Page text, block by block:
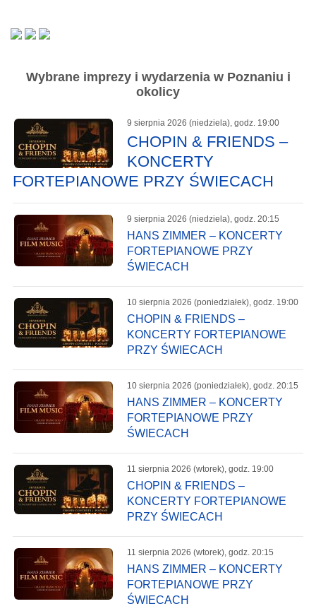
Wybrane imprezy i wydarzenia w Poznaniu i
okolicy
9 sierpnia 2026 (niedziela), godz. 19:00
CHOPIN & FRIENDS –
KONCERTY
FORTEPIANOWE PRZY ŚWIECACH
9 sierpnia 2026 (niedziela), godz. 20:15
HANS ZIMMER – KONCERTY
FORTEPIANOWE PRZY
ŚWIECACH
10 sierpnia 2026 (poniedziałek), godz. 19:00
CHOPIN & FRIENDS –
KONCERTY FORTEPIANOWE
PRZY ŚWIECACH
10 sierpnia 2026 (poniedziałek), godz. 20:15
HANS ZIMMER – KONCERTY
FORTEPIANOWE PRZY
ŚWIECACH
11 sierpnia 2026 (wtorek), godz. 19:00
CHOPIN & FRIENDS –
KONCERTY FORTEPIANOWE
PRZY ŚWIECACH
11 sierpnia 2026 (wtorek), godz. 20:15
HANS ZIMMER – KONCERTY
FORTEPIANOWE PRZY
ŚWIECACH